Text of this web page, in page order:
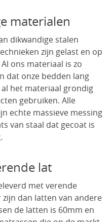
materialen
dikwandige stalen
zijn gelast en op
ons materiaal is zo
dat onze bedden lang
het materiaal grondig
gebruiken. Alle
echte massieve messing
van staal dat gecoat is
lat
met verende
dan latten van andere
de latten is 60mm en